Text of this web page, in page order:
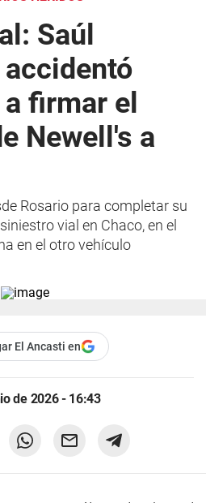
Saúl
firmar el
Newell's a
Rosario para completar su
vial en Chaco, en el
en el otro vehículo
El Ancasti en
de 2026 - 16:43